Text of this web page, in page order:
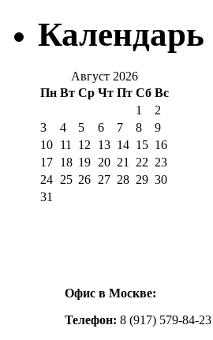
Календарь
Август 2026
Пн Вт Ср Чт Пт Сб Вс
1
2
3
4 5 6 7 8
9
10 11 12 13 14 15 16
17 18 19 20 21 22 23
24 25 26 27 28 29 30
31
Офис в Москве:
Телефон: 8 (917) 579-84-23